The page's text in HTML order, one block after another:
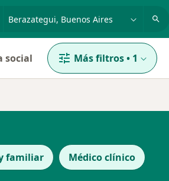
social Más filtros• 1
familiar Médico clínico